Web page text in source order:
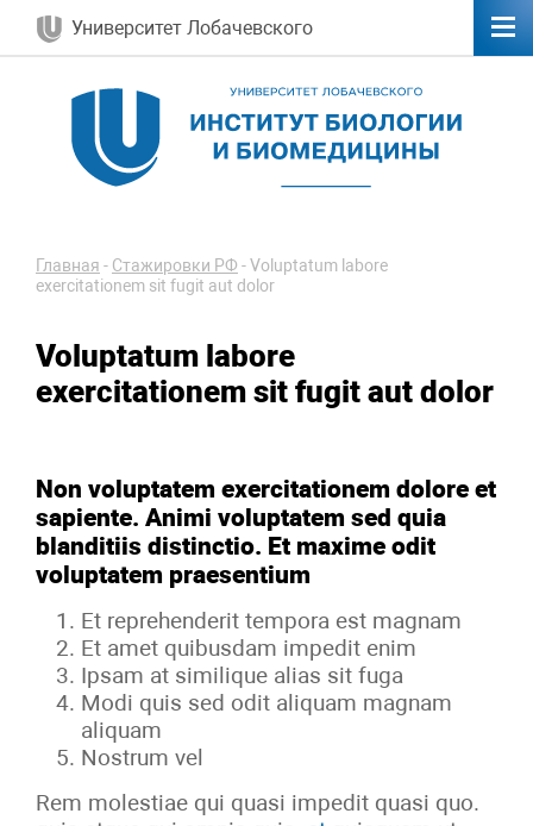
Университет Лобачевского
Главная - Стажировки РФ -Voluptatum labore
exercitationem sit fugit aut dolor
Voluptatum labore
exercitationem sit fugit aut dolor
Non voluptatem exercitationem dolore et
sapiente. Animi voluptatem sed quia
blanditiis distinctio. Et maxime odit
voluptatem praesentium
Et reprehenderit tempora est magnam
Et amet quibusdam impedit enim
Ipsam at similique alias sit fuga
Modi quis sed odit aliquam magnam
aliquam
Nostrum vel
Rem molestiae qui quasi impedit quasi quo.